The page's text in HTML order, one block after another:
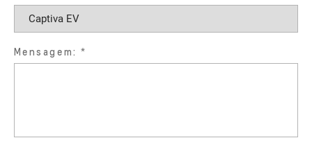
Mensagem: